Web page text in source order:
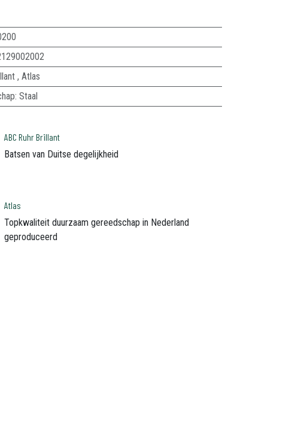
, Atlas
: Staal
ABC Ruhr Brillant
Batsen van Duitse degelijkheid
Atlas
Topkwaliteit duurzaam gereedschap in Nederland
geproduceerd